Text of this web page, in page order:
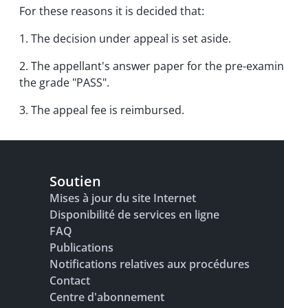
For these reasons it is decided that:
1. The decision under appeal is set aside.
2. The appellant's answer paper for the pre-
the grade "PASS".
3. The appeal fee is reimbursed.
Soutien
Mises à jour du site Internet
Disponibilité de services en ligne
FAQ
Publications
Notifications relatives aux procédures
Contact
Centre d'abonnement